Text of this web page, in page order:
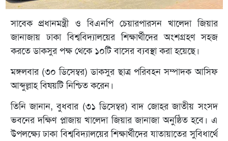
সাবেক প্রধানমন্ত্রী ও বিএনপি চেয়ারপারসন খালেদা জিয়ার
জানাজায় ঢাকা বিশ্ববিদ্যালয়ের শিক্ষার্থীদের অংশগ্রহণ সহজ
করতে ডাকসুর পক্ষ থেকে ১০টি বাসের ব্যবস্থা করা হয়েছে।
মঙ্গলবার (৩০ ডিসেম্বর) ডাকসুর ছাত্র পরিবহন সম্পাদক আসিফ
আব্দুল্লাহ বিষয়টি নিশ্চিত করেন।
তিনি জানান, বুধবার (৩১ ডিসেম্বর) বাদ জোহর জাতীয় সংসদ
ভবনের দক্ষিণ প্লাজায় খালেদা জিয়ার জানাজা অনুষ্ঠিত হবে। এ
উপলক্ষ্যে ঢাকা বিশ্ববিদ্যালয়ের শিক্ষার্থীদের যাতায়াতের সুবিধার্থে